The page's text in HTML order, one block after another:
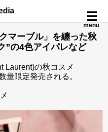
menu
マーブル」を纏った秋
”の4色アイパレなど
Laurent)の秋コスメ
量限定発売される。